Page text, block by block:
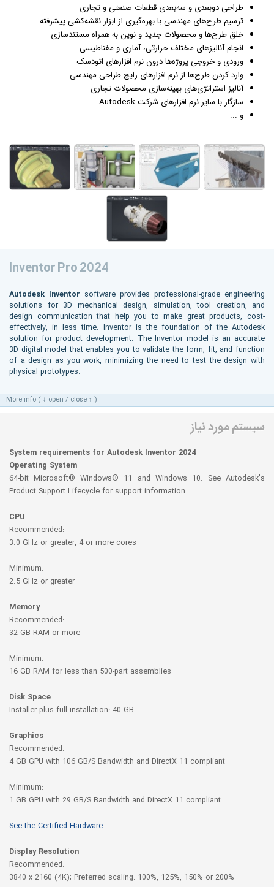
طراحی دوبعدی و سه‌بعدی قطعات صنعتی و تجاری
ترسیم طرح‌های مهندسی با بهره‌گیری از ابزار نقشه‌کشی پیشرفته
خلق طرح‌ها و محصولات جدید و نوین به همراه مستندسازی
انجام آنالیزهای مختلف حرارتی، آماری و مغناطیسی
ورودی و خروجی پروژه‌ها درون نرم افزارهای اتودسک
وارد کردن طرح‌ها از نرم افزارهای رایج طراحی مهندسی
آنالیز استراتژی‌های بهینه‌سازی محصولات تجاری
سازگار با سایر نرم افزارهای شرکت Autodesk
و ...
Inventor Pro 2024
Autodesk Inventor software provides professional-grade engineering
solutions for 3D mechanical design, simulation, tool creation, and
design communication that help you to make great products, cost-
effectively, in less time. Inventor is the foundation of the Autodesk
solution for product development. The Inventor model is an accurate
3D digital model that enables you to validate the form, fit, and function
of a design as you work, minimizing the need to test the design with
physical prototypes.
More info ( ↓ open / close ↑ )
سیستم مورد نیاز
System requirements for Autodesk Inventor 2024
Operating System
64-bit Microsoft® Windows® 11 and Windows 10. See Autodesk's
Product Support Lifecycle for support information.
CPU
Recommended:
3.0 GHz or greater, 4 or more cores
Minimum:
2.5 GHz or greater
Memory
Recommended:
32 GB RAM or more
Minimum:
16 GB RAM for less than 500-part assemblies
Disk Space
Installer plus full installation: 40 GB
Graphics
Recommended:
4 GB GPU with 106 GB/S Bandwidth and DirectX 11 compliant
Minimum:
1 GB GPU with 29 GB/S Bandwidth and DirectX 11 compliant
See the Certified Hardware
Display Resolution
Recommended:
3840 x 2160 (4K); Preferred scaling: 100%, 125%, 150% or 200%